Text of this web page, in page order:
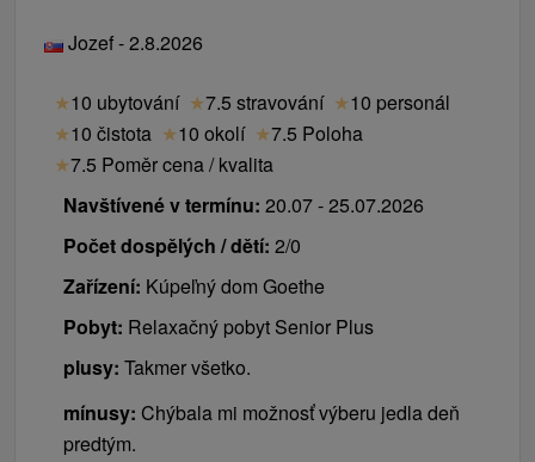
Jozef - 2.8.2026
★10 ubytování ★7.5 stravování ★10 personál
★10 čistota ★10 okolí ★7.5 Poloha
★7.5 Poměr cena / kvalita
Navštívené v termínu: 20.07 - 25.07.2026
Počet dospělých / dětí: 2/0
Zařízení: Kúpeľný dom Goethe
Pobyt: Relaxačný pobyt Senior Plus
plusy: Takmer všetko.
mínusy: Chýbala mi možnosť výberu jedla deň
predtým.